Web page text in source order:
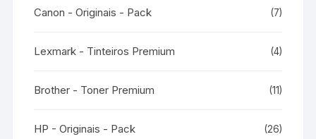
Canon - Originais - Pack (7)
Lexmark - Tinteiros Premium (4)
Brother - Toner Premium (11)
HP - Originais - Pack (26)